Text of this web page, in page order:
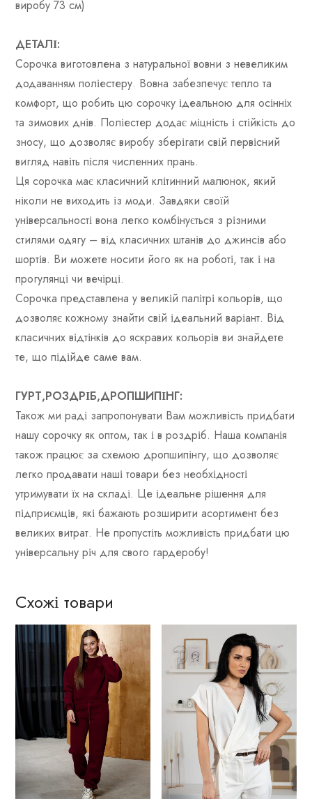
виробу 73 см)
ДЕТАЛІ:
Сорочка виготовлена ​​з натуральної вовни з невеликим
додаванням поліестеру. Вовна забезпечує тепло та
комфорт, що робить цю сорочку ідеальною для осінніх
та зимових днів. Поліестер додає міцність і стійкість до
зносу, що дозволяє виробу зберігати свій первісний
вигляд навіть після численних прань.
Ця сорочка має класичний клітинний малюнок, який
ніколи не виходить із моди. Завдяки своїй
універсальності вона легко комбінується з різними
стилями одягу – від класичних штанів до джинсів або
шортів. Ви можете носити його як на роботі, так і на
прогулянці чи вечірці.
Сорочка представлена ​​у великій палітрі кольорів, що
дозволяє кожному знайти свій ідеальний варіант. Від
класичних відтінків до яскравих кольорів ви знайдете
те, що підійде саме вам.
ГУРТ,РОЗДРІБ,ДРОПШИПІНГ:
Також ми раді запропонувати Вам можливість придбати
нашу сорочку як оптом, так і в роздріб. Наша компанія
також працює за схемою дропшипінгу, що дозволяє
легко продавати наші товари без необхідності
утримувати їх на складі. Це ідеальне рішення для
підприємців, які бажають розширити асортимент без
великих витрат. Не пропустіть можливість придбати цю
універсальну річ для свого гардеробу!
Схожі товари